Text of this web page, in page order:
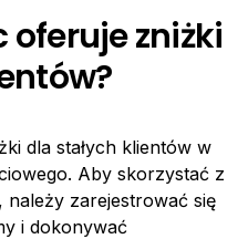
oferuje zniżki
dla stałych klientów w
Aby skorzystać z
zarejestrować się
i dokonywać